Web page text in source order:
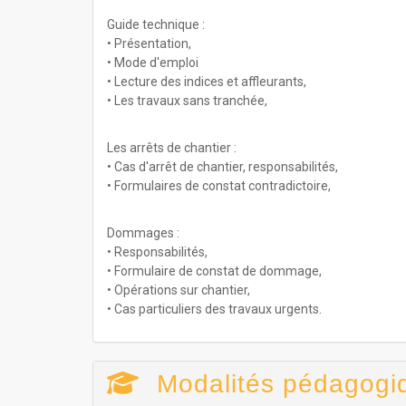
Guide technique :
• Présentation,
• Mode d'emploi
• Lecture des indices et affleurants,
• Les travaux sans tranchée,
Les arrêts de chantier :
• Cas d'arrêt de chantier, responsabilités,
• Formulaires de constat contradictoire,
Dommages :
• Responsabilités,
• Formulaire de constat de dommage,
• Opérations sur chantier,
• Cas particuliers des travaux urgents.
Modalités